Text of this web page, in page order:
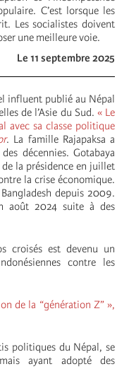
C’est lorsque les
Les socialistes doivent
une meilleure voie.
Le 11 septembre 2025
influent publié au Népal
de l’Asie du Sud. « Le
avec sa classe politique
. La famille Rajapaksa a
décennies. Gotabaya
la présidence en juillet
la crise économique.
depuis 2009.
août 2024 suite à des
croisés est devenu un
contre les
de la “génération Z” »,
politiques du Népal, se
ayant adopté des